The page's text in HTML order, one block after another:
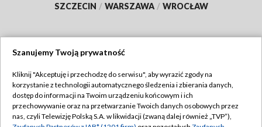
SZCZECIN / WARSZAWA / WROCŁAW
TVP
Abonament TVP
Regulamin TVP
Szanujemy Twoją prywatność
Kliknij "Akceptuję i przechodzę do serwisu", aby wyrazić zgody na
korzystanie z technologii automatycznego śledzenia i zbierania danych,
dostęp do informacji na Twoim urządzeniu końcowym i ich
przechowywanie oraz na przetwarzanie Twoich danych osobowych przez
nas, czyli Telewizję Polską S.A. w likwidacji (zwaną dalej również „TVP”),